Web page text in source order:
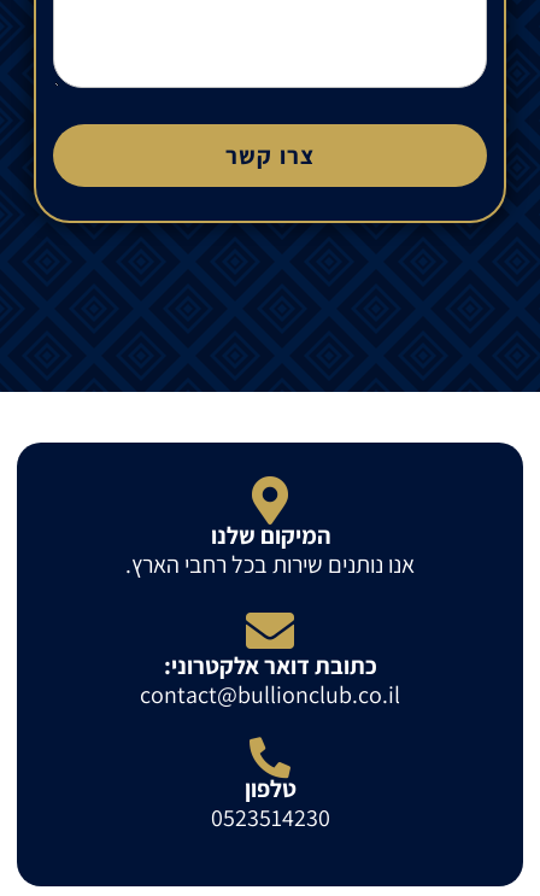
צרו קשר
המיקום שלנו
אנו נותנים שירות בכל רחבי הארץ.
כתובת דואר אלקטרוני:
contact@bullionclub.co.il
טלפון
0523514230